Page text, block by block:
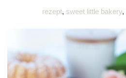
rezept, sweet little bakery,